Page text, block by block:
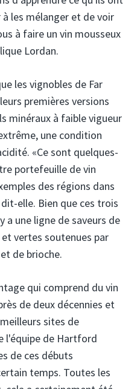
les mélanger et de voir
à faire un vin mousseux
Lordan.
les vignobles de Far
premières versions
minéraux à faible vigueur
une condition
«Ce sont quelques-
portefeuille de vin
des régions dans
elle. Bien que ces trois
une ligne de saveurs de
vertes soutenues par
de brioche.
qui comprend du vin
de deux décennies et
sites de
l'équipe de Hartford
de ces débuts
temps. Toutes les